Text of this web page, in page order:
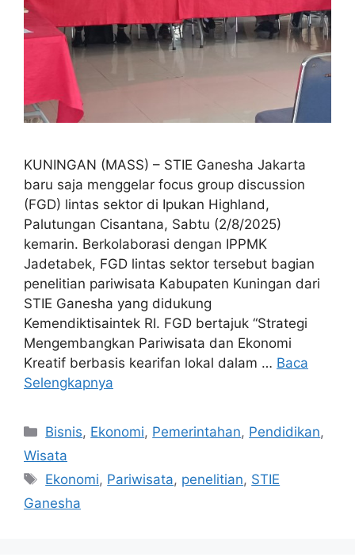
KUNINGAN (MASS) – STIE Ganesha Jakarta
baru saja menggelar focus group discussion
(FGD) lintas sektor di Ipukan Highland,
Palutungan Cisantana, Sabtu (2/8/2025)
kemarin. Berkolaborasi dengan IPPMK
Jadetabek, FGD lintas sektor tersebut bagian
penelitian pariwisata Kabupaten Kuningan dari
STIE Ganesha yang didukung
Kemendiktisaintek RI. FGD bertajuk “Strategi
Mengembangkan Pariwisata dan Ekonomi
Kreatif berbasis kearifan lokal dalam … Baca
Selengkapnya
Kategori
Bisnis, Ekonomi, Pemerintahan, Pendidikan,
Wisata
Tag
Ekonomi, Pariwisata, penelitian, STIE
Ganesha